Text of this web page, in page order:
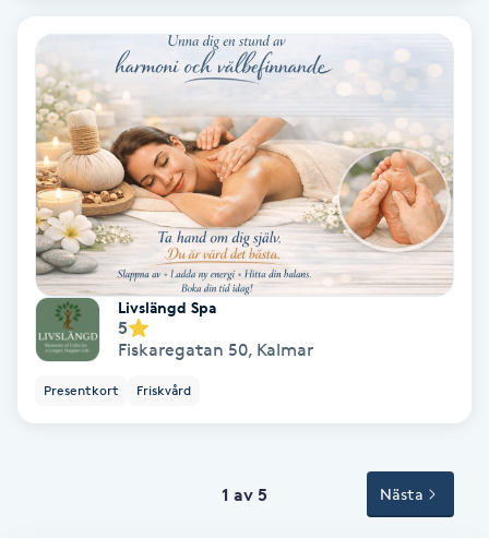
Tandblekning
Tandläkare
Tatuering
Tatueringsborttagning
Terapi
Thaimassage
Livslängd Spa
5
Fiskaregatan 50, Kalmar
Presentkort Friskvård
1 av 5 Nästa